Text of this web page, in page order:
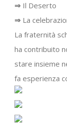
⇒ Il Deserto
⇒ La
La fraternità
ha contribuito
stare insieme
fa esperienza